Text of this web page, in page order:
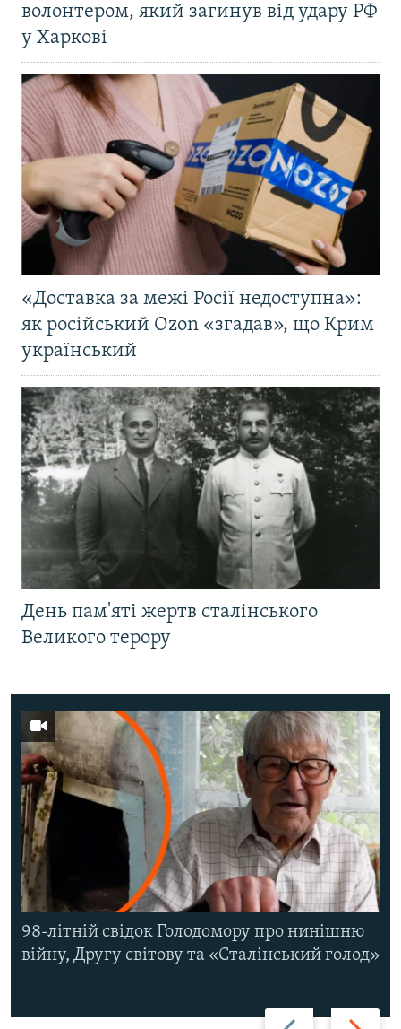
волонтером, який загинув від удару РФ
у Харкові
«Доставка за межі Росії недоступна»:
як російський Ozon «згадав», що Крим
український
День пам'яті жертв сталінського
Великого терору
Назад Вперед
98-літній свідок Голодомору про нинішню
війну, Другу світову та «Сталінський голод»